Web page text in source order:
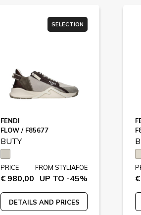
SELECTION
FENDI
FLOW / F85677
BUTY
PRICE
€ 980,00
FROM STYLIAFOE
UP TO -45%
DETAILS AND PRICES